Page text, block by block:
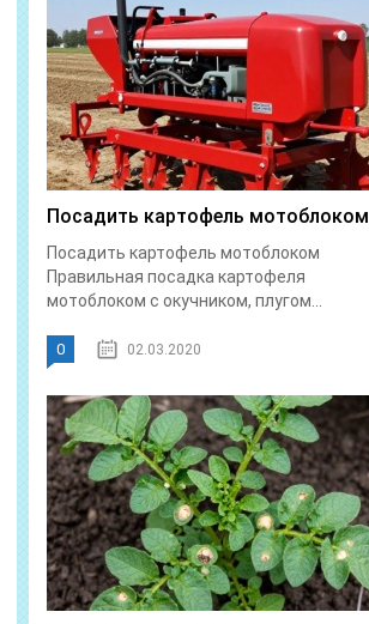
Посадить картофель мотоблоком
Посадить картофель мотоблоком
Правильная посадка картофеля
мотоблоком с окучником, плугом...
0 02.03.2020